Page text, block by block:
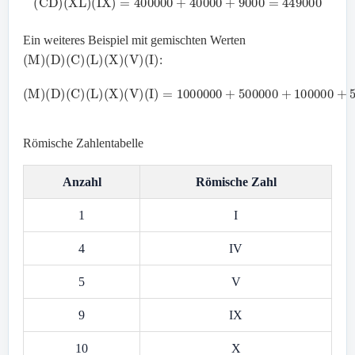
Ein weiteres Beispiel mit gemischten Werten
(M) (D) C)( L) ( X)( V)( ) :
(M)(D) )(L)(X)(V )
(I)=1000000 + 500000+100000+50000+10000 + 5000+
1000 1661000
Römische Zahlentabelle
Anzahl Römische Zahl
1 I
4 IV
5 V
9 IX
10 X